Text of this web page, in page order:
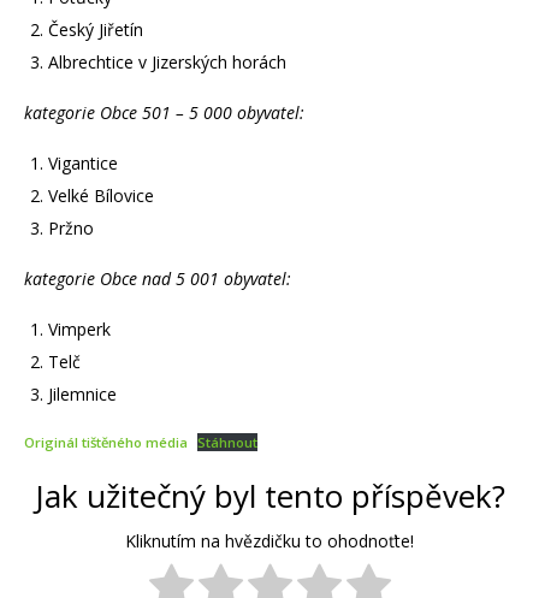
Český Jiřetín
Albrechtice v Jizerských horách
kategorie Obce 501 – 5 000 obyvatel:
Vigantice
Velké Bílovice
Pržno
kategorie Obce nad 5 001 obyvatel:
Vimperk
Telč
Jilemnice
Originál tištěného média Stáhnout
Jak užitečný byl tento příspěvek?
Kliknutím na hvězdičku to ohodnoťte!